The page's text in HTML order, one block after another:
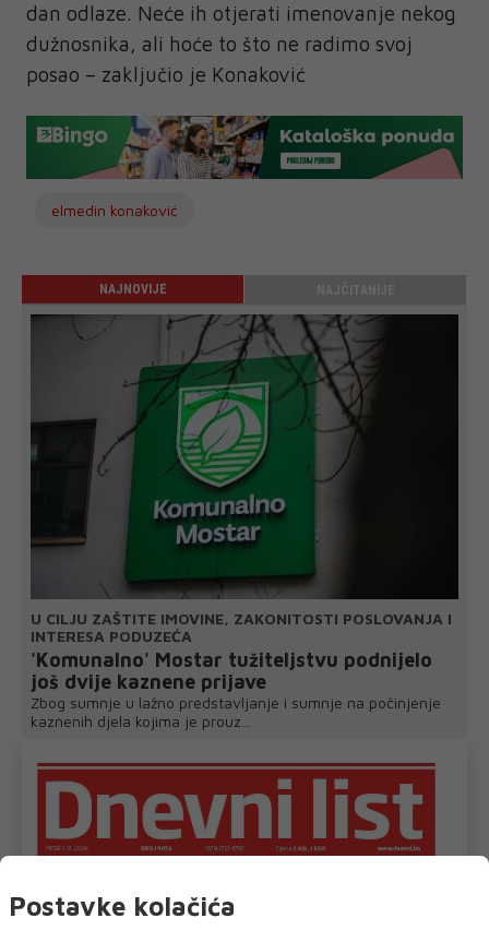
dan odlaze. Neće ih otjerati imenovanje nekog
dužnosnika, ali hoće to što ne radimo svoj
posao – zaključio je Konaković
elmedin konaković
NAJNOVIJE
U CILJU ZAŠTITE IMOVINE, ZAKONITOSTI POSLOVANJA I
INTERESA PODUZEĆA
'Komunalno' Mostar tužiteljstvu podnijelo
još dvije kaznene prijave
Zbog sumnje u lažno predstavljanje i sumnje na počinjenje
kaznenih djela kojima je prouz...
Postavke kolačića